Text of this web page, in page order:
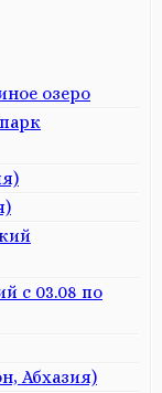
озеро
с 03.08 по
Абхазия)